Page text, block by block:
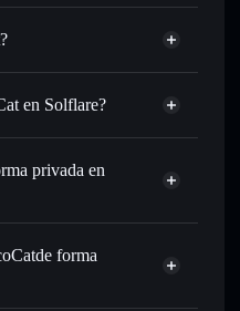
en Solflare?
con COCOC para SOL,
Solana con enrutamiento
privada en
de privacidad
forma